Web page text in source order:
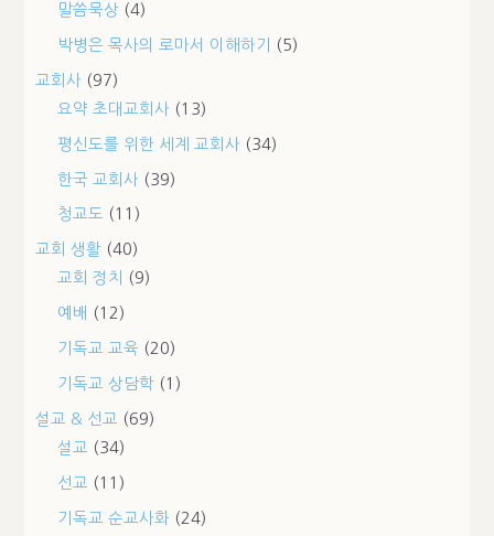
말씀묵상 (4)
박병은 목사의 로마서 이해하기 (5)
교회사 (97)
요약 초대교회사 (13)
평신도를 위한 세계 교회사 (34)
한국 교회사 (39)
청교도 (11)
교회 생활 (40)
교회 정치
(9)
예배 (12)
기독교 교육 (20)
기독교 상담학 (1)
설교 & 선교 (69)
설교 (34)
선교 (11)
기독교 순교사화 (24)